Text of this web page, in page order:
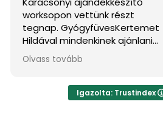
worksopon vettünk részt
tegnap. GyógyfüvesKertemet
Hildával mindenkinek ajánlani
tudom, ha feltöltődésre,
egyben tudásra vágyik kellemes
több csillagot adni, akkor azt
mind adnám.
Olvass tovább
Igazolta: Trustindex